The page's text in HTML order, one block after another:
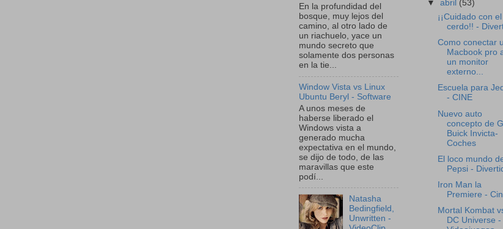
En la profundidad del
bosque, muy lejos del
camino, al otro lado de
un riachuelo, yace un
mundo secreto que
solamente dos personas
en la tie...
Window Vista vs Linux
Ubuntu Beryl - Software
A unos meses de
haberse liberado el
Windows vista a
generado mucha
expectativa en el mundo,
se dijo de todo, de las
maravillas que este
podí...
Natasha
Bedingfield,
Unwritten -
▼abril (53)
¡¡Cuidado con el
cerdo!! -
Como conectar
Macbook pro
un monitor
externo...
Escuela para
- CINE
Nuevo auto
concepto de
Buick Invicta-
Coches
El loco mundo
Pepsi -
Iron Man la
Premiere -
Mortal Kombat
DC Universe -